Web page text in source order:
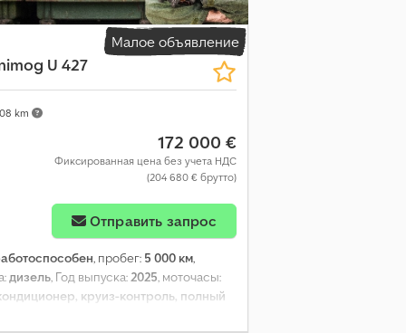
Малое объявление
km
U 427
172 000 €
Фиксированная цена без учета НДС
(204 680 € брутто)
Отправить запрос
, пробег: 5 000 км,
дизель , Год выпуска: 2025 , моточасы:
круиз-контроль, полный
тяги, центральный замок